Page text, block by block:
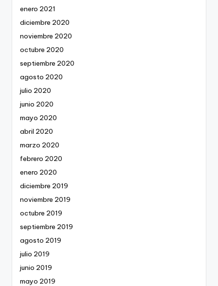
enero 2021
diciembre 2020
noviembre 2020
octubre 2020
septiembre 2020
agosto 2020
julio 2020
junio 2020
mayo 2020
abril 2020
marzo 2020
febrero 2020
enero 2020
diciembre 2019
noviembre 2019
octubre 2019
septiembre 2019
agosto 2019
julio 2019
junio 2019
mayo 2019